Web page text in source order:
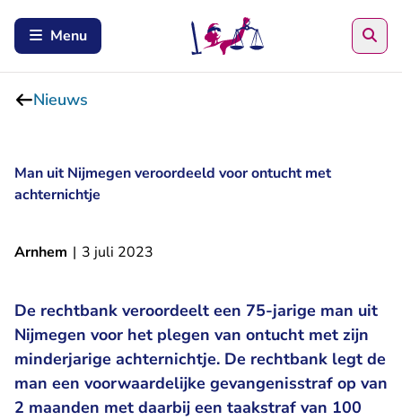
Menu
Nieuws
Man uit Nijmegen veroordeeld voor ontucht met
achternichtje
Arnhem | 3 juli 2023
De rechtbank veroordeelt een 75-jarige man uit
Nijmegen voor het plegen van ontucht met zijn
minderjarige achternichtje. De rechtbank legt de
man een voorwaardelijke gevangenisstraf op van
2 maanden met daarbij een taakstraf van 100